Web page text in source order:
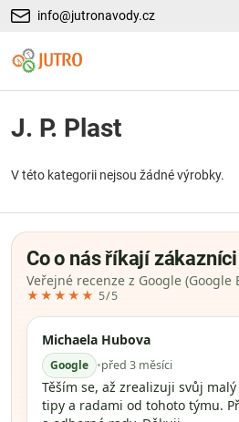
info@jutronavody.cz
J. P. Plast
V této kategorii nejsou žádné výrobky.
Co o nás říkají zákazníci
Veřejné recenze z Google (Google
★★★★★ 5/5
Michaela Hubova
Google •před 3 měsíci
Těším se, až zrealizuji svůj
tipy a radami od tohoto týmu.